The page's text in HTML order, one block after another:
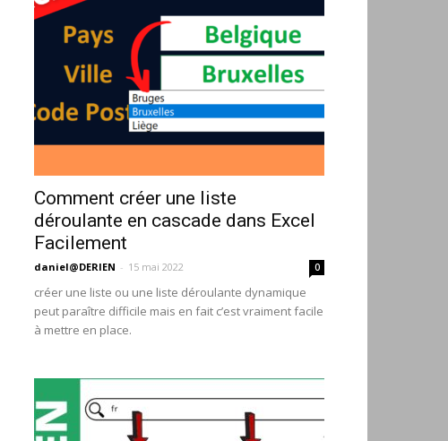
Comment créer une liste
déroulante en cascade dans Excel
Facilement
daniel@DERIEN - 15 mai 2022 0
créer une liste ou une liste déroulante dynamique
peut paraître difficile mais en fait c’est vraiment facile
à mettre en place.